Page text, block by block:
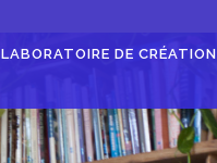
LABORATOIRE DE CRÉATION